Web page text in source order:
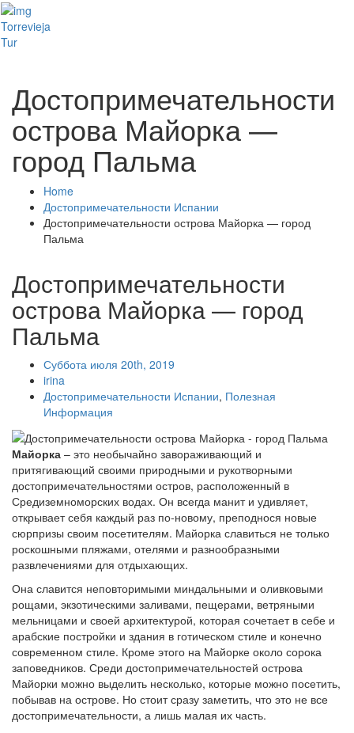
Torrevieja
Tur
Достопримечательности
острова Майорка —
город Пальма
Home
Достопримечательности Испании
Достопримечательности острова Майорка — город
Пальма
Достопримечательности
острова Майорка — город
Пальма
Суббота июля 20th, 2019
irina
Достопримечательности Испании, Полезная
Информация
Майорка – это необычайно завораживающий и
притягивающий своими природными и рукотворными
достопримечательностями остров, расположенный в
Средиземноморских водах. Он всегда манит и удивляет,
открывает себя каждый раз по-новому, преподнося новые
сюрпризы своим посетителям. Майорка славиться не только
роскошными пляжами, отелями и разнообразными
развлечениями для отдыхающих.
Она славится неповторимыми миндальными и оливковыми
рощами, экзотическими заливами, пещерами, ветряными
мельницами и своей архитектурой, которая сочетает в себе и
арабские постройки и здания в готическом стиле и конечно
современном стиле. Кроме этого на Майорке около сорока
заповедников. Среди достопримечательностей острова
Майорки можно выделить несколько, которые можно посетить,
побывав на острове. Но стоит сразу заметить, что это не все
достопримечательности, а лишь малая их часть.